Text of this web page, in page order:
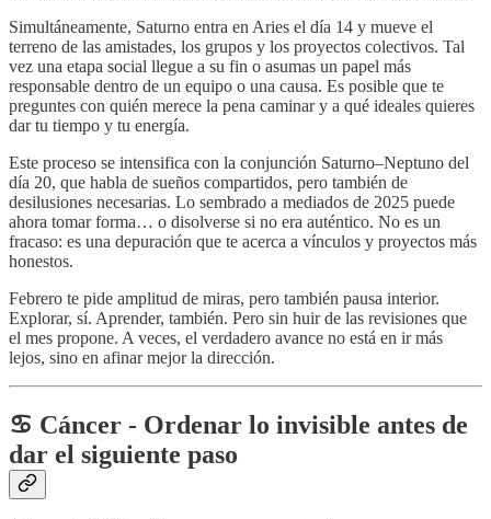
Simultáneamente, Saturno entra en Aries el día 14 y mueve el
terreno de las amistades, los grupos y los proyectos colectivos. Tal
vez una etapa social llegue a su fin o asumas un papel más
responsable dentro de un equipo o una causa. Es posible que te
preguntes con quién merece la pena caminar y a qué ideales quieres
dar tu tiempo y tu energía.
Este proceso se intensifica con la conjunción Saturno–Neptuno del
día 20, que habla de sueños compartidos, pero también de
desilusiones necesarias. Lo sembrado a mediados de 2025 puede
ahora tomar forma… o disolverse si no era auténtico. No es un
fracaso: es una depuración que te acerca a vínculos y proyectos más
honestos.
Febrero te pide amplitud de miras, pero también pausa interior.
Explorar, sí. Aprender, también. Pero sin huir de las revisiones que
el mes propone. A veces, el verdadero avance no está en ir más
lejos, sino en afinar mejor la dirección.
♋️ Cáncer - Ordenar lo invisible antes de
dar el siguiente paso